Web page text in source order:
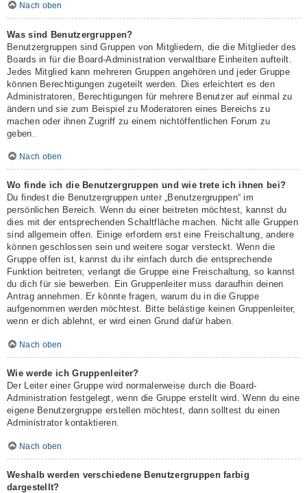
Nach oben
Was sind Benutzergruppen?
Benutzergruppen sind Gruppen von Mitgliedern, die die Mitglieder des
Boards in für die Board-Administration verwaltbare Einheiten aufteilt.
Jedes Mitglied kann mehreren Gruppen angehören und jeder Gruppe
können Berechtigungen zugeteilt werden. Dies erleichtert es den
Administratoren, Berechtigungen für mehrere Benutzer auf einmal zu
ändern und sie zum Beispiel zu Moderatoren eines Bereichs zu
machen oder ihnen Zugriff zu einem nichtöffentlichen Forum zu
geben.
Nach oben
Wo finde ich die Benutzergruppen und wie trete ich ihnen bei?
Du findest die Benutzergruppen unter „Benutzergruppen“ im
persönlichen Bereich. Wenn du einer beitreten möchtest, kannst du
dies mit der entsprechenden Schaltfläche machen. Nicht alle Gruppen
sind allgemein offen. Einige erfordern erst eine Freischaltung, andere
können geschlossen sein und weitere sogar versteckt. Wenn die
Gruppe offen ist, kannst du ihr einfach durch die entsprechende
Funktion beitreten; verlangt die Gruppe eine Freischaltung, so kannst
du dich für sie bewerben. Ein Gruppenleiter muss daraufhin deinen
Antrag annehmen. Er könnte fragen, warum du in die Gruppe
aufgenommen werden möchtest. Bitte belästige keinen Gruppenleiter,
wenn er dich ablehnt, er wird einen Grund dafür haben.
Nach oben
Wie werde ich Gruppenleiter?
Der Leiter einer Gruppe wird normalerweise durch die Board-
Administration festgelegt, wenn die Gruppe erstellt wird. Wenn du eine
eigene Benutzergruppe erstellen möchtest, dann solltest du einen
Administrator kontaktieren.
Nach oben
Weshalb werden verschiedene Benutzergruppen farbig
dargestellt?